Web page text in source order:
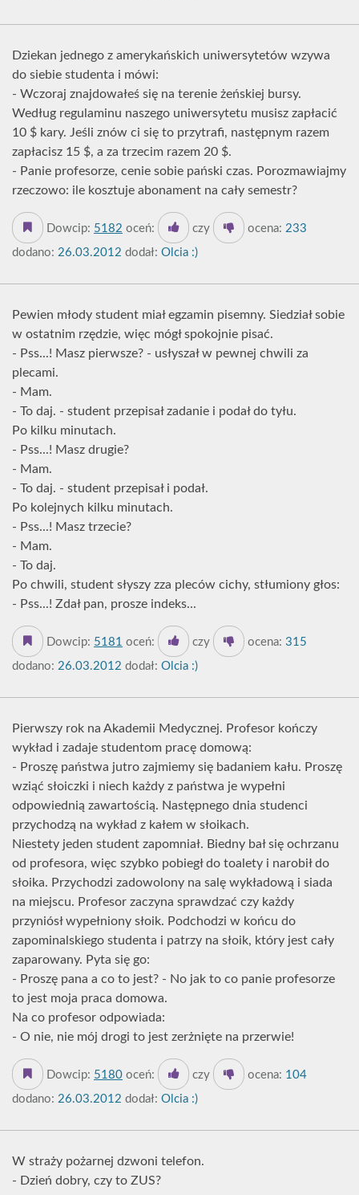
Dziekan jednego z amerykańskich uniwersytetów wzywa
do siebie studenta i mówi:
- Wczoraj znajdowałeś się na terenie żeńskiej bursy.
Według regulaminu naszego uniwersytetu musisz zapłacić
10 $ kary. Jeśli znów ci się to przytrafi, następnym razem
zapłacisz 15 $, a za trzecim razem 20 $.
- Panie profesorze, cenie sobie pański czas. Porozmawiajmy
rzeczowo: ile kosztuje abonament na cały semestr?
Dowcip: 5182 oceń: czy ocena: 233
dodano: 26.03.2012 dodał: Olcia :)
Pewien młody student miał egzamin pisemny. Siedział sobie
w ostatnim rzędzie, więc mógł spokojnie pisać.
- Pss...! Masz pierwsze? - usłyszał w pewnej chwili za
plecami.
- Mam.
- To daj. - student przepisał zadanie i podał do tyłu.
Po kilku minutach.
- Pss...! Masz drugie?
- Mam.
- To daj. - student przepisał i podał.
Po kolejnych kilku minutach.
- Pss...! Masz trzecie?
- Mam.
- To daj.
Po chwili, student słyszy zza pleców cichy, stłumiony głos:
- Pss...! Zdał pan, prosze indeks...
Dowcip: 5181 oceń: czy ocena: 315
dodano: 26.03.2012 dodał: Olcia :)
Pierwszy rok na Akademii Medycznej. Profesor kończy
wykład i zadaje studentom pracę domową:
- Proszę państwa jutro zajmiemy się badaniem kału. Proszę
wziąć słoiczki i niech każdy z państwa je wypełni
odpowiednią zawartością. Następnego dnia studenci
przychodzą na wykład z kałem w słoikach.
Niestety jeden student zapomniał. Biedny bał się ochrzanu
od profesora, więc szybko pobiegł do toalety i narobił do
słoika. Przychodzi zadowolony na salę wykładową i siada
na miejscu. Profesor zaczyna sprawdzać czy każdy
przyniósł wypełniony słoik. Podchodzi w końcu do
zapominalskiego studenta i patrzy na słoik, który jest cały
zaparowany. Pyta się go:
- Proszę pana a co to jest? - No jak to co panie profesorze
to jest moja praca domowa.
Na co profesor odpowiada:
- O nie, nie mój drogi to jest zerżnięte na przerwie!
Dowcip: 5180 oceń: czy ocena: 104
dodano: 26.03.2012 dodał: Olcia :)
W straży pożarnej dzwoni telefon.
- Dzień dobry, czy to ZUS?